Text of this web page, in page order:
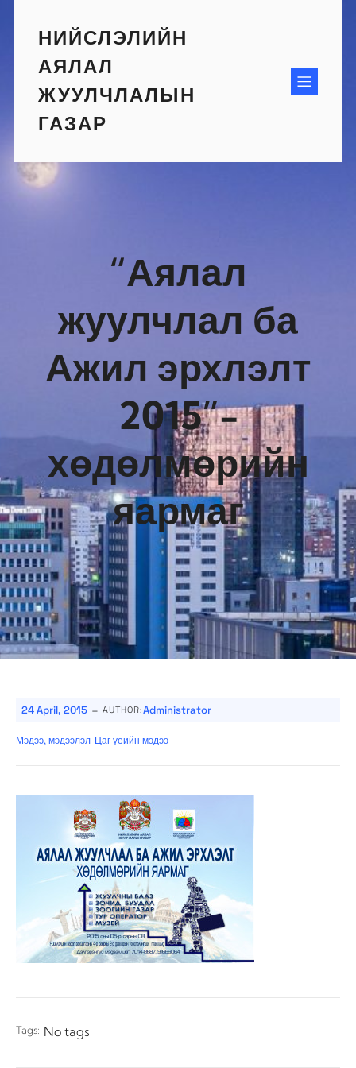
contentНИЙСЛЭЛИЙН
АЯЛАЛ
ЖУУЛЧЛАЛЫН
ГАЗАР
“Аялал
жуулчлал ба
Ажил эрхлэлт
2015”-
хөдөлмөрийн
яармаг
24 April, 2015 - AUTHOR:Administrator
Мэдээ, мэдээлэл Цаг үеийн мэдээ
Tags: No tags